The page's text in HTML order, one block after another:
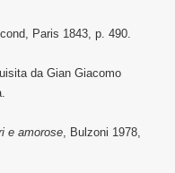
Paris 1843, p. 490.
da Gian Giacomo
e amorose , Bulzoni 1978,